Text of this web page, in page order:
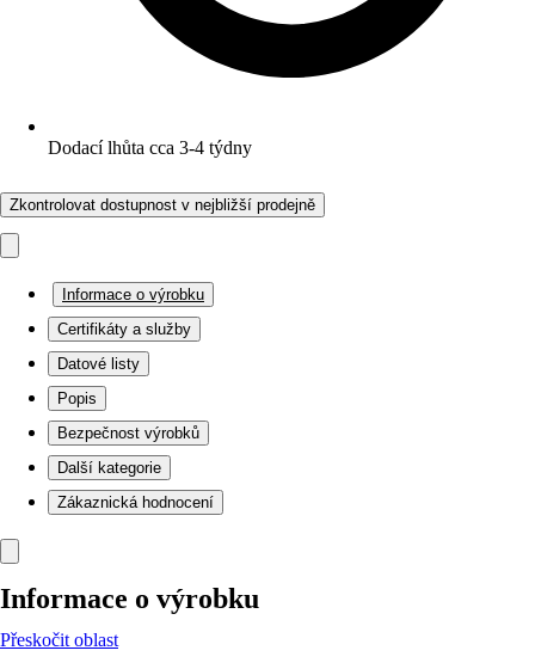
Dodací lhůta cca 3-4 týdny
Zkontrolovat dostupnost v nejbližší prodejně
Informace o výrobku
Certifikáty a služby
Datové listy
Popis
Bezpečnost výrobků
Další kategorie
Zákaznická hodnocení
Informace o výrobku
Přeskočit oblast